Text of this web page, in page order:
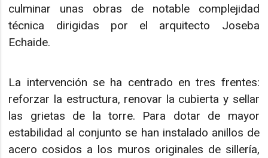
culminar unas obras de notable complejidad
técnica dirigidas por el arquitecto Joseba
Echaide.
La intervención se ha centrado en tres frentes:
reforzar la estructura, renovar la cubierta y sellar
las grietas de la torre. Para dotar de mayor
estabilidad al conjunto se han instalado anillos de
acero cosidos a los muros originales de sillería,